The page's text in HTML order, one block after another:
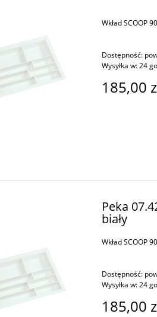
Wkład SCOOP
Dostępność:
Wysyłka w:24
185,00
Peka
biały
Wkład SCOOP
Dostępność:
Wysyłka w:24
185,00